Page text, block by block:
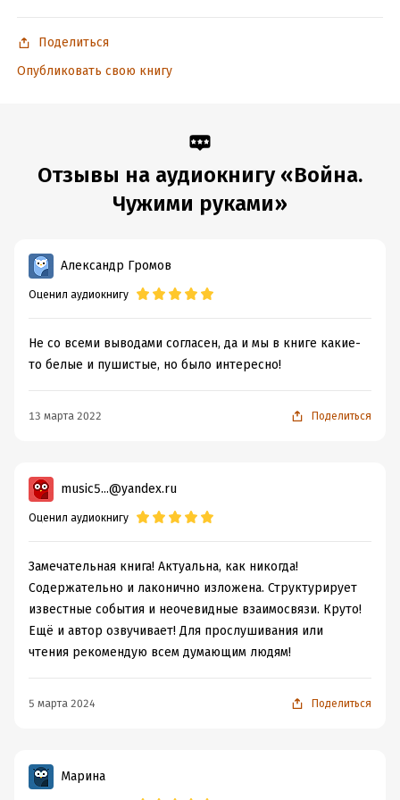
целыми странами и народами.
© Николай Стариков, 2017
© & ℗ ООО «Аудиокнига», 2017
Продюсер аудиозаписи: Татьяна Плюта
Дата написания:1 января 2017
Поделиться
Опубликовать свою книгу
Отзывы на аудиокнигу «Война.
Чужими руками»
Александр Громов
Оценил аудиокнигу
Не со всеми выводами согласен, да и мы в книге какие-
то белые и пушистые, но было интересно!
13 марта 2022 Поделиться
music5...@yandex.ru
Оценил аудиокнигу
Замечательная книга! Актуальна, как никогда!
Содержательно и лаконично изложена. Структурирует
известные события и неочевидные взаимосвязи. Круто!
Ещё и автор озвучивает! Для прослушивания или
чтения рекомендую всем думающим людям!
5 марта 2024 Поделиться
Марина